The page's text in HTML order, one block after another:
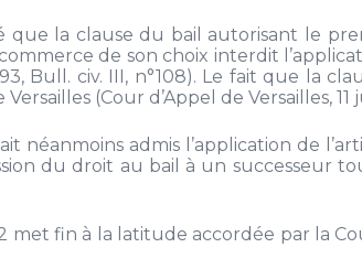
que la clause du bail autorisant le
de son choix interdit
Bull. civ. III, n°108). Le fait que la
(Cour d’Appel de Versailles, 11
néanmoins admis l’application de
du droit au bail à un successeur
met fin à la latitude accordée par la